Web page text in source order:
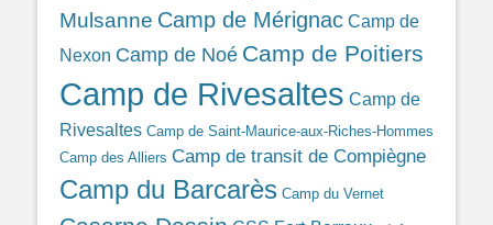
Mulsanne Camp de Mérignac Camp de
Nexon Camp de Noé Camp de Poitiers
Camp de Rivesaltes Camp de
Rivesaltes Camp de Saint-Maurice-aux-Riches-Hommes
Camp des Alliers Camp de transit de Compiègne
Camp du Barcarès Camp du Vernet